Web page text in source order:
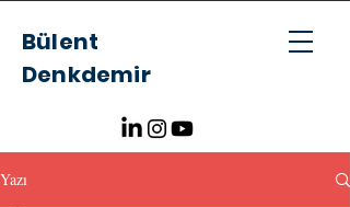
Bülent
Denkdemir
Yazı